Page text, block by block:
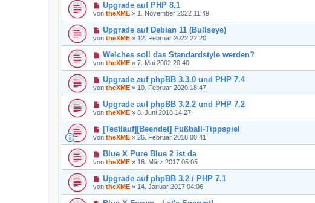
Upgrade auf PHP 8.1
von theXME » 1. November 2022 11:49
Upgrade auf Debian 11 (Bullseye)
von theXME » 12. Februar 2022 22:20
Welches soll das Standardstyle werden?
von theXME » 7. Mai 2002 20:40
Upgrade auf phpBB 3.3.0 und PHP 7.4
von theXME » 10. Februar 2020 18:47
Upgrade auf phpBB 3.2.2 und PHP 7.2
von theXME » 8. Juni 2018 14:27
[Testlauf][Beendet] Fußball-Tippspiel
von theXME » 26. Februar 2018 00:41
Blue X Pure Blue 2 ist da
von theXME » 16. März 2017 05:05
Upgrade auf phpBB 3.2 / PHP 7.1
von theXME » 14. Januar 2017 04:06